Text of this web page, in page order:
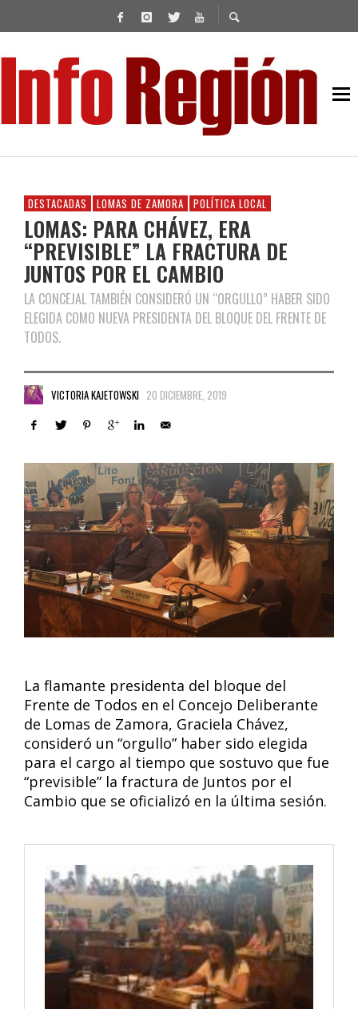
DESTACADAS LOMAS DE ZAMORA POLÍTICA LOCAL
LOMAS: PARA CHÁVEZ, ERA
“PREVISIBLE” LA FRACTURA DE
JUNTOS POR EL CAMBIO
LA CONCEJAL TAMBIÉN CONSIDERÓ UN “ORGULLO” HABER SIDO
ELEGIDA COMO NUEVA PRESIDENTA DEL BLOQUE DEL FRENTE DE
TODOS.
VICTORIA KAJETOWSKI 20 DICIEMBRE, 2019
La flamante presidenta del bloque del
Frente de Todos en el Concejo Deliberante
de Lomas de Zamora, Graciela Chávez,
consideró un “orgullo” haber sido elegida
para el cargo al tiempo que sostuvo que fue
“previsible” la fractura de Juntos por el
Cambio que se oficializó en la última sesión.